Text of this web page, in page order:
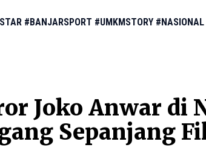
#BANJARSPORT #UMKMSTORY #NASIONAL
Joko Anwar di
Sepanjang